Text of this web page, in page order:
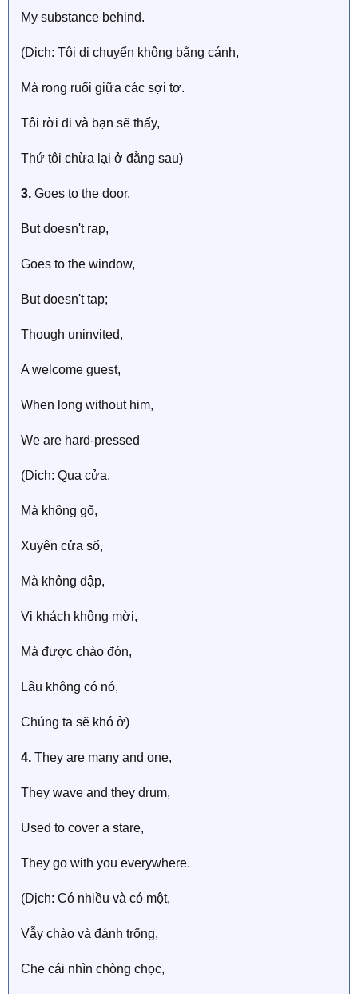
My substance behind.
(Dịch: Tôi di chuyển không bằng cánh,
Mà rong ruổi giữa các sợi tơ.
Tôi rời đi và bạn sẽ thấy,
Thứ tôi chừa lại ở đằng sau)
3. Goes to the door,
But doesn't rap,
Goes to the window,
But doesn't tap;
Though uninvited,
A welcome guest,
When long without him,
We are hard-pressed
(Dịch: Qua cửa,
Mà không gõ,
Xuyên cửa sổ,
Mà không đập,
Vị khách không mời,
Mà được chào đón,
Lâu không có nó,
Chúng ta sẽ khó ở)
4. They are many and one,
They wave and they drum,
Used to cover a stare,
They go with you everywhere.
(Dịch: Có nhiều và có một,
Vẫy chào và đánh trống,
Che cái nhìn chòng chọc,